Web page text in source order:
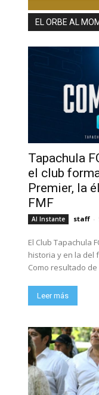
EL ORBE AL
Tapachula
el club
Premier, la
FMF
Al Instante staff -
El Club Tapachula
historia y en la del
Como resultado
Leer más